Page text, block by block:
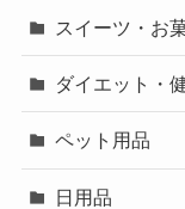
スイーツ・お
ダイエット・
ペット用品
日用品